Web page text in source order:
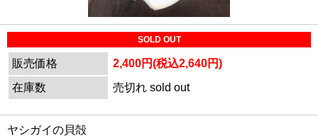
SOLD OUT
販売価格
2,400円(税込2,640円)
在庫数
売切れ sold out
ヤシガイの貝殻